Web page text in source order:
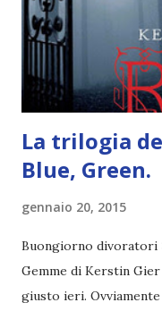
ribelli. Che monelli,
dei libri sono dei
trovato una scena in ...
La trilogia
Blue, Green.
gennaio 20, 2015
Buongiorno divoratori
Gemme di Kerstin
giusto ieri.